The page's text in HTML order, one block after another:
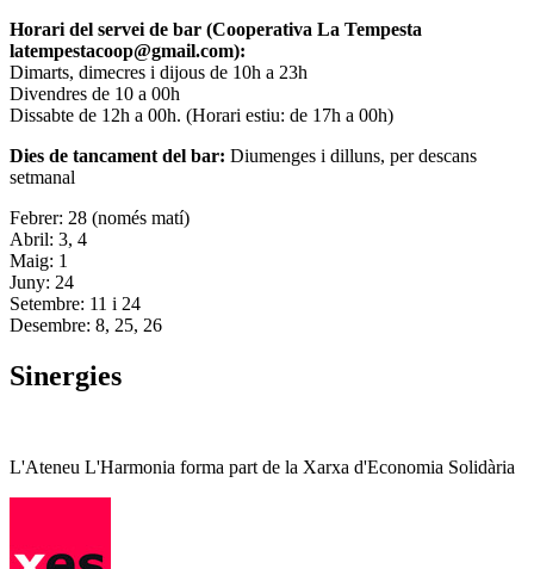
Horari del servei de bar (Cooperativa La Tempesta
latempestacoop@gmail.com):
Dimarts, dimecres i dijous de 10h a 23h
Divendres de 10 a 00h
Dissabte de 12h a 00h. (Horari estiu: de 17h a 00h)
Dies de tancament del bar: Diumenges i dilluns, per descans
setmanal
Febrer: 28 (només matí)
Abril: 3, 4
Maig: 1
Juny: 24
Setembre: 11 i 24
Desembre: 8, 25, 26
Sinergies
L'Ateneu L'Harmonia forma part de la Xarxa d'Economia Solidària